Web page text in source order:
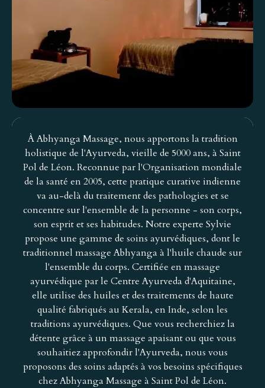
À Abhyanga Massage, nous apportons la tradition
holistique de l'Ayurveda, vieille de 5000 ans, à Saint
Pol de Léon. Reconnue par l'Organisation mondiale
de la santé en 2005, cette pratique curative indienne
va au-delà du traitement des pathologies et se
concentre sur l'ensemble de la personne - son corps,
son esprit et ses habitudes. Notre experte Sylvie
propose une gamme de soins ayurvédiques, dont le
traditionnel massage Abhyanga à l'huile chaude sur
l'ensemble du corps. Certifiée en massage
ayurvédique par le Centre Ayurveda d'Aquitaine,
elle utilise des huiles et des traitements de haute
qualité fabriqués au Kerala, en Inde, selon les
traditions ayurvédiques. Que vous recherchiez la
détente grâce à un massage apaisant ou que vous
souhaitiez approfondir l'Ayurveda, nous vous
proposons des soins adaptés à vos besoins spécifiques
chez Abhyanga Massage à Saint Pol de Léon.